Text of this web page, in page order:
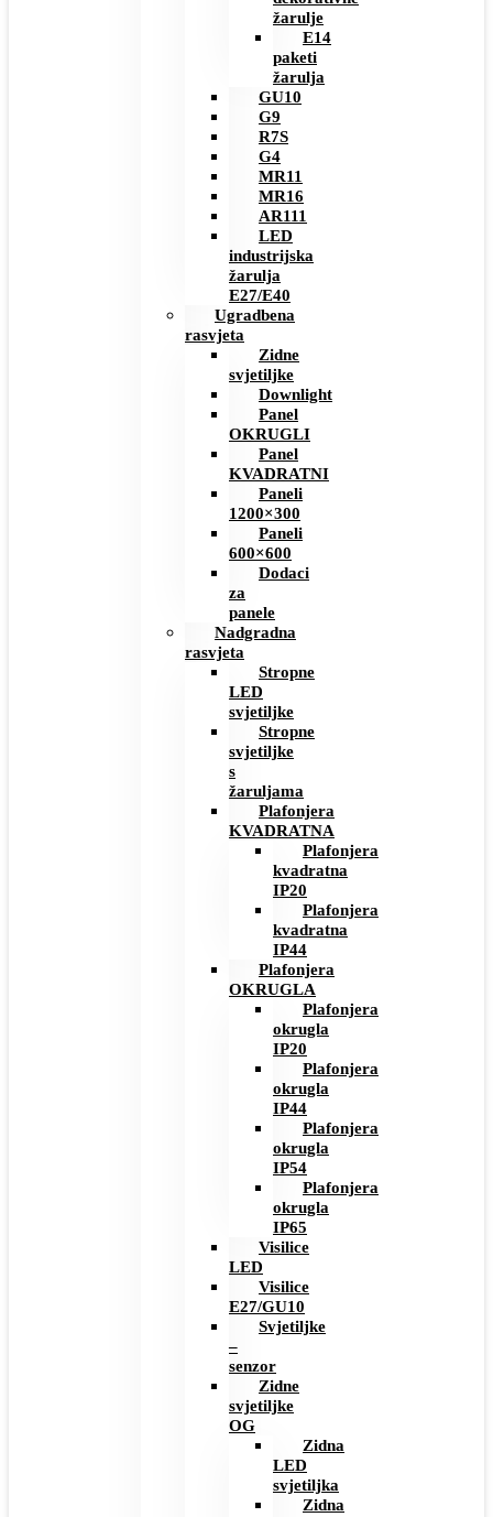
žarulje
E14
paketi
žarulja
GU10
G9
R7S
G4
MR11
MR16
AR111
LED
industrijska
žarulja
E27/E40
Ugradbena
rasvjeta
Zidne
svjetiljke
Downlight
Panel
OKRUGLI
Panel
KVADRATNI
Paneli
1200×300
Paneli
600×600
Dodaci
za
panele
Nadgradna
rasvjeta
Stropne
LED
svjetiljke
Stropne
svjetiljke
s
žaruljama
Plafonjera
KVADRATNA
Plafonjera
kvadratna
IP20
Plafonjera
kvadratna
IP44
Plafonjera
OKRUGLA
Plafonjera
okrugla
IP20
Plafonjera
okrugla
IP44
Plafonjera
okrugla
IP54
Plafonjera
okrugla
IP65
Visilice
LED
Visilice
E27/GU10
Svjetiljke
–
senzor
Zidne
svjetiljke
OG
Zidna
LED
svjetiljka
Zidna